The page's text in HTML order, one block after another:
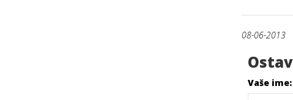
08-06-2013
Vaše ime: